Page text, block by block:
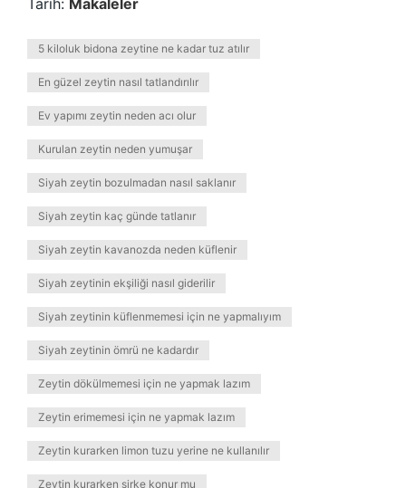
Tarih: Makaleler
5 kiloluk bidona zeytine ne kadar tuz atılır
En güzel zeytin nasıl tatlandırılır
Ev yapımı zeytin neden acı olur
Kurulan zeytin neden yumuşar
Siyah zeytin bozulmadan nasıl saklanır
Siyah zeytin kaç günde tatlanır
Siyah zeytin kavanozda neden küflenir
Siyah zeytinin ekşiliği nasıl giderilir
Siyah zeytinin küflenmemesi için ne yapmalıyım
Siyah zeytinin ömrü ne kadardır
Zeytin dökülmemesi için ne yapmak lazım
Zeytin erimemesi için ne yapmak lazım
Zeytin kurarken limon tuzu yerine ne kullanılır
Zeytin kurarken sirke konur mu